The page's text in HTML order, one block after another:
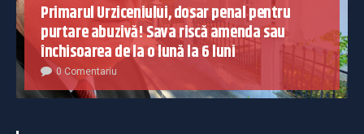
Primarul Urziceniului, dosar penal pentru
purtare abuzivă! Sava riscă amenda sau
închisoarea de la o lună la 6 luni
0 Comentariu